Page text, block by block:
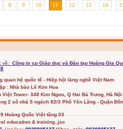
8 9 10 11 12 13 14
về:
Công ty cp Giáo dục và Đào tạo Hoàng Gia
quan hệ quốc tế - Hiệp hội làng nghề Việt Nam
: Nhà báo Lê Kim Hoa
Việt Tower- 348 Kim Ngưu, Q Hai Bà Trưng, Hà Nội
2 số nhà 5 ngách 82/3 Phố Yên Lãng - Quận
Hoàng Quốc Việt tầng 03
education & training.,jsc